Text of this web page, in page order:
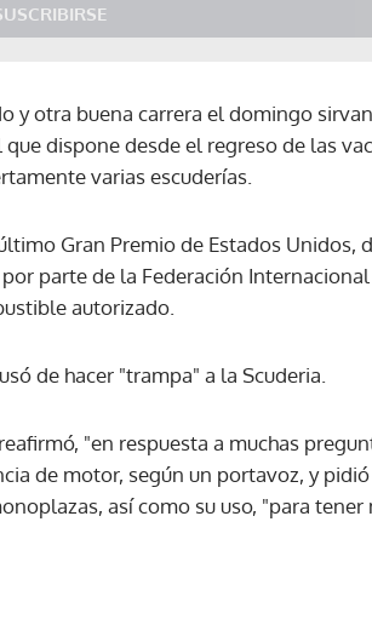
a nuestro boletín.
y otra buena carrera el domingo
dispone desde el regreso de las
varias escuderías.
Gran Premio de Estados Unidos,
parte de la Federación
autorizado.
de hacer "trampa" a la Scuderia.
"en respuesta a muchas
de motor, según un portavoz, y
así como su uso, "para